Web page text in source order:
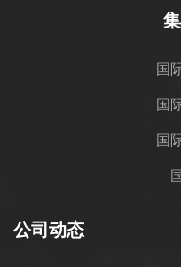
国
国
国
公司动态